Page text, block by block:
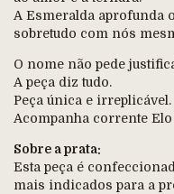
A Esmeralda aprofunda
sobretudo com nós
O nome não pede
A peça diz tudo.
Peça única e irreplicável.
Acompanha corrente
Sobre a prata:
Esta peça é
mais indicados para a